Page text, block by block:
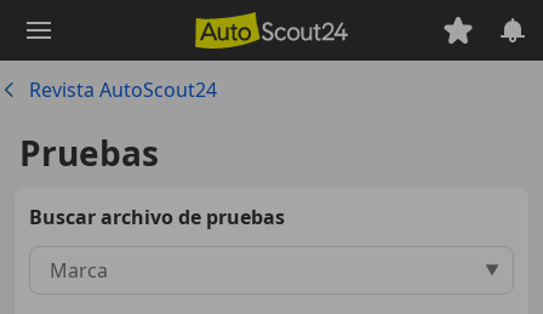
principal
Revista AutoScout24
Pruebas
Buscar archivo de pruebas
Marca
▼